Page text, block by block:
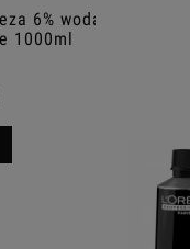
6% woda
1000ml